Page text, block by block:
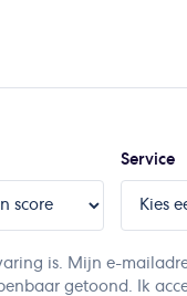
Service
is. Mijn e-
getoond. Ik